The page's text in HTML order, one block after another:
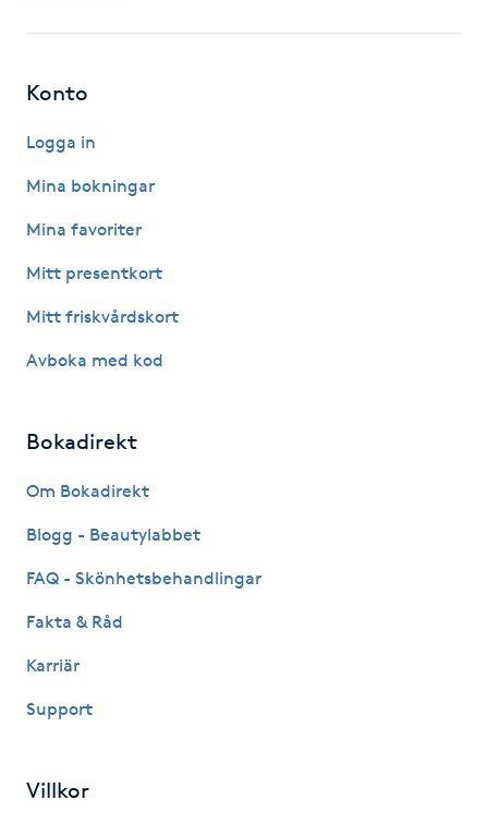
Hudvård
Hyperhidros
Hypnos
Hårvård
IPL
Konto
Logga in
Mina bokningar
Mina favoriter
Mitt presentkort
Mitt friskvårdskort
Avboka med kod
Bokadirekt
Om Bokadirekt
Blogg - Beautylabbet
FAQ - Skönhetsbehandlingar
Fakta & Råd
Karriär
Support
Villkor